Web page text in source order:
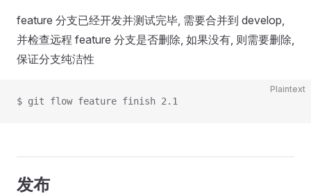
feature 分支已经开发并测试完毕, 需要合并到 develop,
并检查远程 feature 分支是否删除, 如果没有, 则需要删除,
保证分支纯洁性
Plaintext
$ git flow feature finish 2.1
发布